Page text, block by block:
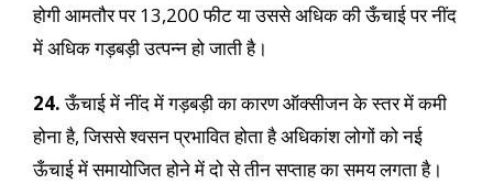
होगी आमतौर पर 13,200 फीट या उससे अधिक की ऊँचाई पर नींद
में अधिक गड़बड़ी उत्पन्न हो जाती है।
24.ऊँचाई में नींद में गड़बड़ी का कारण ऑक्सीजन के स्तर में कमी
होना है, जिससे श्वसन प्रभावित होता है अधिकांश लोगों को नई
ऊँचाई में समायोजित होने में दो से तीन सप्ताह का समय लगता है।